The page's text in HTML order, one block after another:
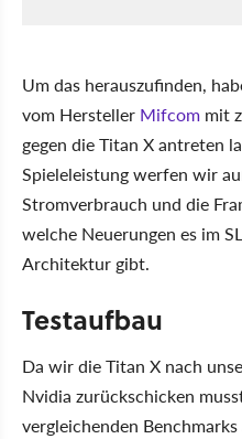
Um das herauszufinden,
vom Hersteller Mifcom mit
gegen die Titan X antreten
Spieleleistung werfen wir
Stromverbrauch und die
welche Neuerungen es im
Architektur gibt.
Testaufbau
Da wir die Titan X nach
Nvidia zurückschicken
vergleichenden